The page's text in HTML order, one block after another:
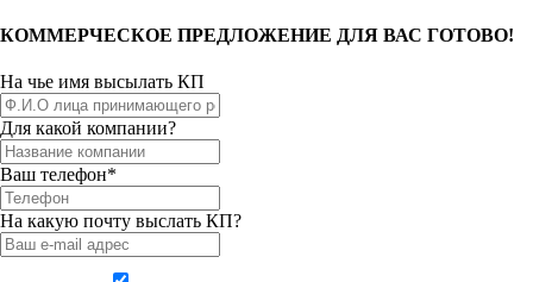
КОММЕРЧЕСКОЕ ПРЕДЛОЖЕНИЕ ДЛЯ ВАС ГОТОВО!
На чье имя высылать КП
Для какой компании?
Ваш телефон*
На какую почту выслать КП?